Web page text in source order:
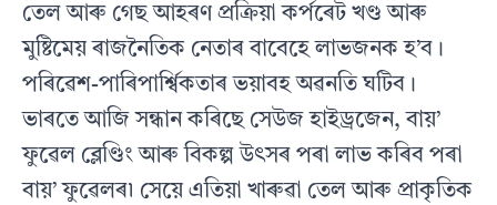
তেল আৰু গেছ আহৰণ প্ৰক্ৰিয়া কর্পৰেট খণ্ড আৰু
মুষ্টিমেয় ৰাজনৈতিক নেতাৰ বাবেহে লাভজনক হ’ব।
পৰিৱেশ-পাৰিপার্শ্বিকতাৰ ভয়াবহ অৱনতি ঘটিব।
ভাৰতে আজি সন্ধান কৰিছে সেউজ হাইড্ৰজেন, বায়’
ফুৱেল ব্লেণ্ডিং আৰু বিকল্প উৎসৰ পৰা লাভ কৰিব পৰা
বায়’ ফুৱেলৰ৷ সেয়ে এতিয়া খাৰুৱা তেল আৰু প্ৰাকৃতিক